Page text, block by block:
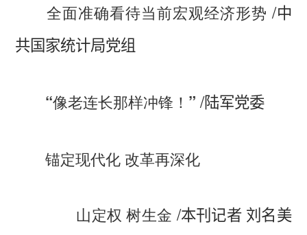
全面准确看待当前宏观经济形势 /中
共国家统计局党组
“像老连长那样冲锋！”/陆军党委
锚定现代化 改革再深化
山定权 树生金 /本刊记者 刘名美